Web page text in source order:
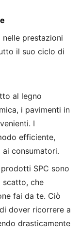
nelle prestazioni
il suo ciclo di
al legno
i pavimenti in
I
efficiente,
consumatori.
SPC sono
che
fai da te. Ciò
dover ricorrere a
drasticamente